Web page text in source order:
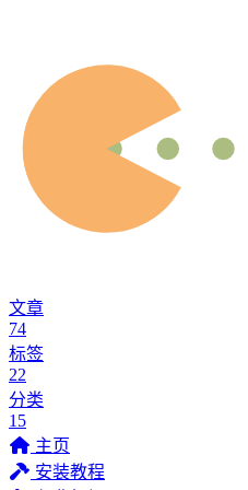
文章
74
标签
22
分类
15
主页
安装教程